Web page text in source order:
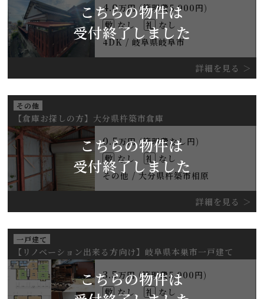
4.0万円 (管理費5,000円)
敷なし 礼 なし
4DK / 岐阜県岐阜市
詳細を見る
こちらの物件は
受付終了しました
その他
【倉庫お探しの方】大分県杵築市倉庫
0.5万円 (管理費なし円)
敷なし 礼 なし
その他 / 大分県杵築市相原
詳細を見る
こちらの物件は
受付終了しました
一戸建て
【リノベーション出来る方向け】岐阜県本巣市一戸建て
3.5万円 (管理費5,000円)
敷なし 礼 なし
こちらの物件は